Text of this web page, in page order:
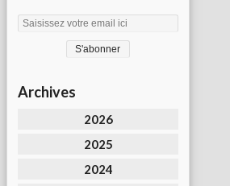
Archives
2026
2025
2024